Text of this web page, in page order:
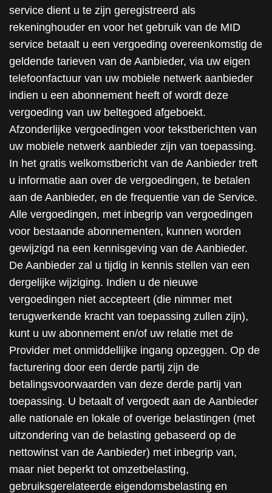
service dient u te zijn geregistreerd als
rekeninghouder en voor het gebruik van de MID
service betaalt u een vergoeding overeenkomstig de
geldende tarieven van de Aanbieder, via uw eigen
telefoonfactuur van uw mobiele netwerk aanbieder
indien u een abonnement heeft of wordt deze
vergoeding van uw beltegoed afgeboekt.
Afzonderlijke vergoedingen voor tekstberichten van
uw mobiele netwerk aanbieder zijn van toepassing.
In het gratis welkomstbericht van de Aanbieder treft
u informatie aan over de vergoedingen, te betalen
aan de Aanbieder, en de frequentie van de Service.
Alle vergoedingen, met inbegrip van vergoedingen
voor bestaande abonnementen, kunnen worden
gewijzigd na een kennisgeving van de Aanbieder.
De Aanbieder zal u tijdig in kennis stellen van een
dergelijke wijziging. Indien u de nieuwe
vergoedingen niet accepteert (die nimmer met
terugwerkende kracht van toepassing zullen zijn),
kunt u uw abonnement en/of uw relatie met de
Provider met onmiddellijke ingang opzeggen. Op de
facturering door een derde partij zijn de
betalingsvoorwaarden van deze derde partij van
toepassing. U betaalt of vergoedt aan de Aanbieder
alle nationale en lokale of overige belastingen (met
uitzondering van de belasting gebaseerd op de
nettowinst van de Aanbieder) met inbegrip van,
maar niet beperkt tot omzetbelasting,
gebruiksgerelateerde eigendomsbelasting en